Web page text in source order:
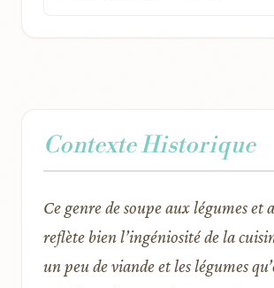
Contexte Historique
Ce genre de soupe aux légumes et
reflète bien l’ingéniosité de la
un peu de viande et les légumes